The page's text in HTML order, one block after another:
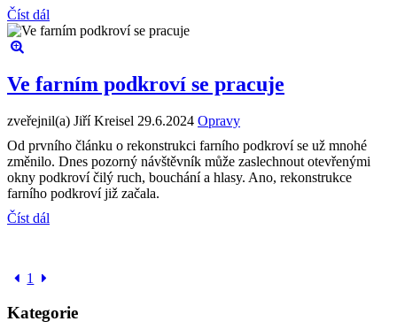
Číst dál
Ve farním podkroví se pracuje
zveřejnil(a) Jiří Kreisel 29.6.2024 Opravy
Od prvního článku o rekonstrukci farního podkroví se už mnohé
změnilo. Dnes pozorný návštěvník může zaslechnout otevřenými
okny podkroví čilý ruch, bouchání a hlasy. Ano, rekonstrukce
farního podkroví již začala.
Číst dál
1
Kategorie